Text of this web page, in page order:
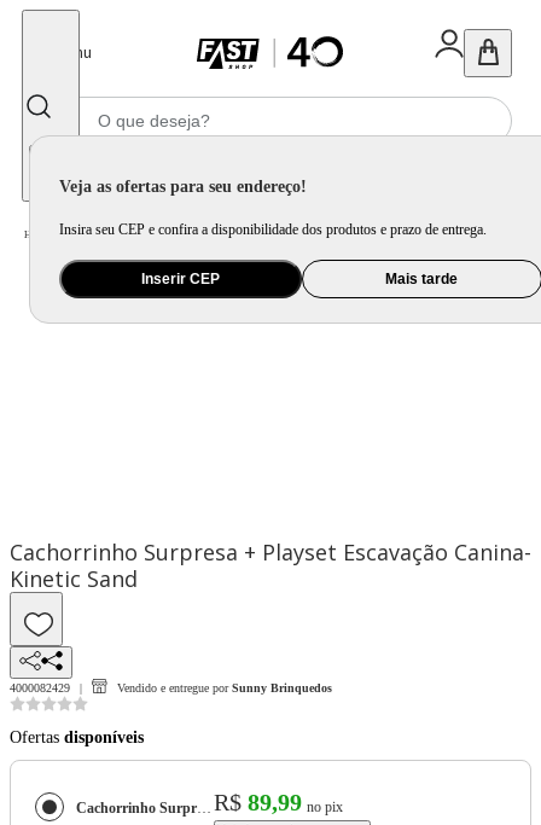
Menu
Veja as ofertas para seu endereço!
Insira seu CEP e confira a disponibilidade dos produtos e prazo de entrega.
Inserir CEP Mais tarde
Home Brinquedo e Colecionável / Para Colecionar
Cachorrinho Surpresa + Playset Escavação Canina-
Kinetic Sand
4000082429 Vendido e entregue por Sunny Brinquedos
Ofertas disponíveis
Cachorrinho Surpresa + Playset Escavação Canina-Kinetic Sand R$ 89,99 no pix